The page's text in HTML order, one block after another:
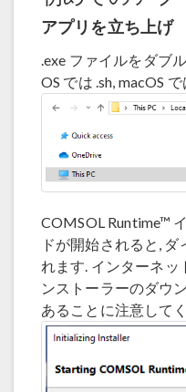
アプリを立ち上げ
.exe ファイルをダブ
OS では .sh, macOS
COMSOL Runtime™
ドが開始されると,
れます. インターネッ
ンストーラーのダウ
あることに注意して